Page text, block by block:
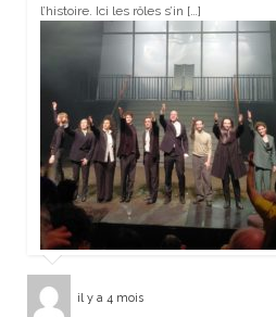
l’histoire. Ici les rôles s’in […]
il y a 4 mois